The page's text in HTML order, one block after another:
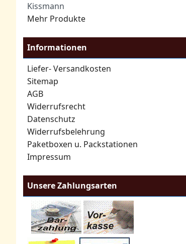
Kissmann
Mehr Produkte
Informationen
Liefer- Versandkosten
Sitemap
AGB
Widerrufsrecht
Datenschutz
Widerrufsbelehrung
Paketboxen u. Packstationen
Impressum
Unsere Zahlungsarten